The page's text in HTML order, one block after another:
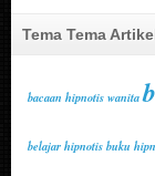
Tema Tema
bacaan hipnotis wanita
belajar hipnotis buku